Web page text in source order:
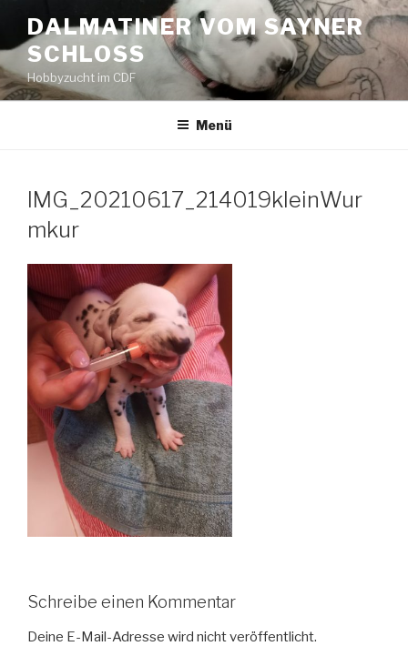
Inhalt
springen
DALMATINER VOM SAYNER
SCHLOSS
Hobbyzucht im CDF
Menü
IMG_20210617_214019kleinWur
mkur
Schreibe einen Kommentar
Deine E-Mail-Adresse wird nicht veröffentlicht.